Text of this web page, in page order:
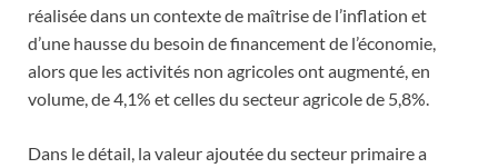
réalisée dans un contexte de maîtrise de l’inflation et
d’une hausse du besoin de financement de l’économie,
alors que les activités non agricoles ont augmenté, en
volume, de 4,1% et celles du secteur agricole de 5,8%.
Dans le détail, la valeur ajoutée du secteur primaire a